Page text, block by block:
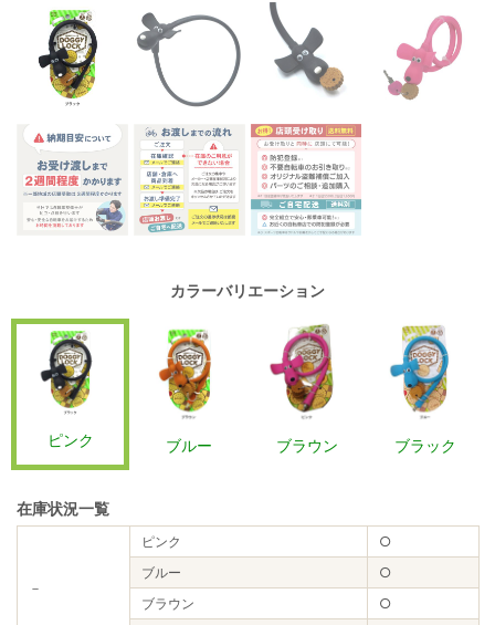
カラーバリエーション
ピンク ブルー ブラウン ブラック
在庫状況一覧
－
ピンク
○
ブルー
○
ブラウン
○